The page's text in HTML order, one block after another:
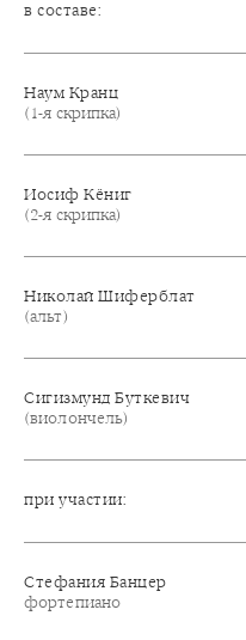
в составе:
Наум Кранц
(1-я скрипка)
Иосиф Кёниг
(2-я скрипка)
Николай Шиферблат
(альт)
Сигизмунд Буткевич
(виолончель)
при участии:
Стефания Банцер
фортепиано